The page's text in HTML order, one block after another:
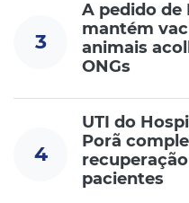
3
A pedido de
mantém
animais
ONGs
4
UTI do
Porã
pacientes